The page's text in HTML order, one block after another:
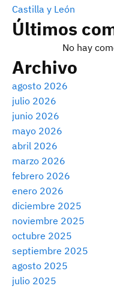
Castilla y León
Últimos
No hay
Archivo
agosto 2026
julio 2026
junio 2026
mayo 2026
abril 2026
marzo 2026
febrero 2026
enero 2026
diciembre 2025
noviembre 2025
octubre 2025
septiembre 2025
agosto 2025
julio 2025